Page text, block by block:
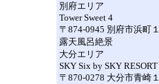
別府エリア
Tower Sweet 4
〒874-0945 別府市浜町
露天風呂絶景
大分エリア
SKY Six by SKY
〒870-0278 大分市青崎